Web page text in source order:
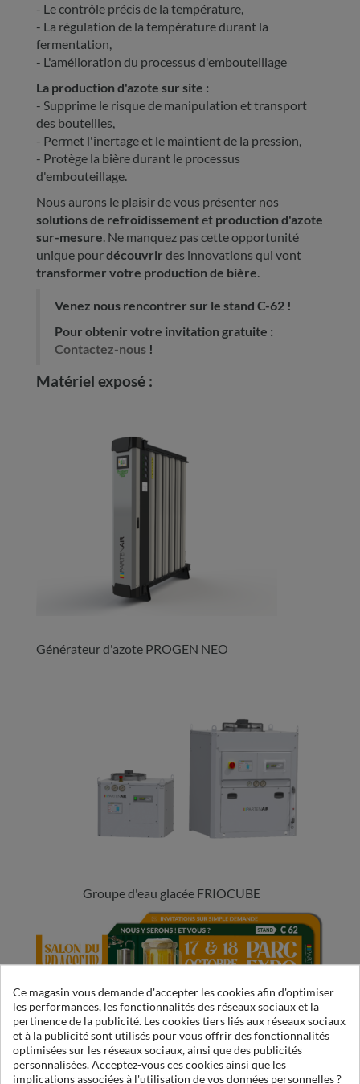
- Le contrôle précis de la température,
- La régulation de la température durant la
fermentation,
- L'amélioration du processus d'embouteillage
La production d'azote sur site :
- Supprime le risque de manipulation et transport
des bouteilles,
- Permet l'inertage et le maintient de la pression,
- Protège la bière durant le processus
d'embouteillage.
Nous aurons le plaisir de vous présenter nos
solutions de refroidissementet production d'azote
sur-mesure. Ne manquez pas cette opportunité
unique pourdécouvrir des innovations qui vont
transformer votre production de bière.
Venez nous rencontrer sur le stand C-62 !
Pour obtenir votre invitation gratuite :
Contactez-nous !
Matériel exposé :
Générateur d'azote PROGEN NEO
Groupe d'eau glacée FRIOCUBE
Ce magasin vous demande d'accepter les cookies afin d'optimiser
les performances, les fonctionnalités des réseaux sociaux et la
pertinence de la publicité. Les cookies tiers liés aux réseaux sociaux
et à la publicité sont utilisés pour vous offrir des fonctionnalités
optimisées sur les réseaux sociaux, ainsi que des publicités
personnalisées. Acceptez-vous ces cookies ainsi que les
implications associées à l'utilisation de vos données personnelles ?